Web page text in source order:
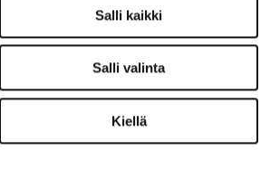
Salli kaikki
Salli valinta
Kiellä